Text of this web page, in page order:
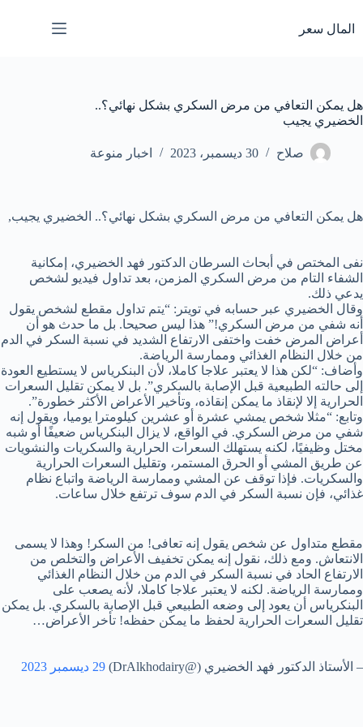
إلى
المحتوى
المال سعر
هل يمكن التعافي من مرض السكري بشكل نهائي؟..
الخضيري يجيب
صلاح 30 ديسمبر، 2023 اخبار منوعة
هل يمكن التعافي من مرض السكري بشكل نهائي؟.. الخضيري يجيب,
نفى المختص في أبحاث السرطان الدكتور فهد الخضيري، إمكانية
الشفاء التام من مرض السكري المزمن، بعد تداول فيديو لشخص
يدعي ذلك.
وقال الخضيري عبر حسابه في تويتر: “يتم تداول مقطع لشخص يقول
أنه شفي من مرض السكري!” هذا ليس صحيحا. بل ما حدث هو أن
أعراض المرض خفت واختفى الارتفاع الشديد في نسبة السكر في الدم
من خلال النظام الغذائي وممارسة الرياضة.
وأضاف: “لكن هذا لا يعتبر علاجا كاملا، لأن البنكرياس لا يستطيع العودة
إلى حالته الطبيعية قبل الإصابة بالسكري”. بل لا يمكن تقليل السعرات
الحرارية إلا لإنقاذ ما يمكن إنقاذه، وتأخير الأعراض الأكثر خطورة”.
وتابع: “مثلا شخص يمشي عشرة أو عشرين كيلومترا يوميا، ويقول إنه
شفي من مرض السكري. في الواقع، لا يزال البنكرياس ضعيفًا أو شبه
مختل وظيفيًا، لكنه يستهلك السعرات الحرارية والسكريات والنشويات
عن طريق المشي أو الحرق المستمر، وتقليل السعرات الحرارية
والسكريات. فإذا توقف عن المشي وممارسة الرياضة واتباع نظام
غذائي، فإن نسبة السكر في الدم سوف ترتفع خلال ساعات.
مقطع متداول عن شخص يقول إنه تعافى! من السكر! وهذا لا يسمى
الانتعاش. ومع ذلك، نقول إنه يمكن تخفيف الأعراض والتخلص من
الارتفاع الحاد في نسبة السكر في الدم من خلال النظام الغذائي
وممارسة الرياضة. لكنه لا يعتبر علاجا كاملا، لأنه يصعب على
البنكرياس أن يعود إلى وضعه الطبيعي قبل الإصابة بالسكري. بل يمكن
تقليل السعرات الحرارية لحفظ ما يمكن حفظه! تأخر الأعراض…
– الأستاذ الدكتور فهد الخضيري (@DrAlkhodairy) 29 ديسمبر 2023